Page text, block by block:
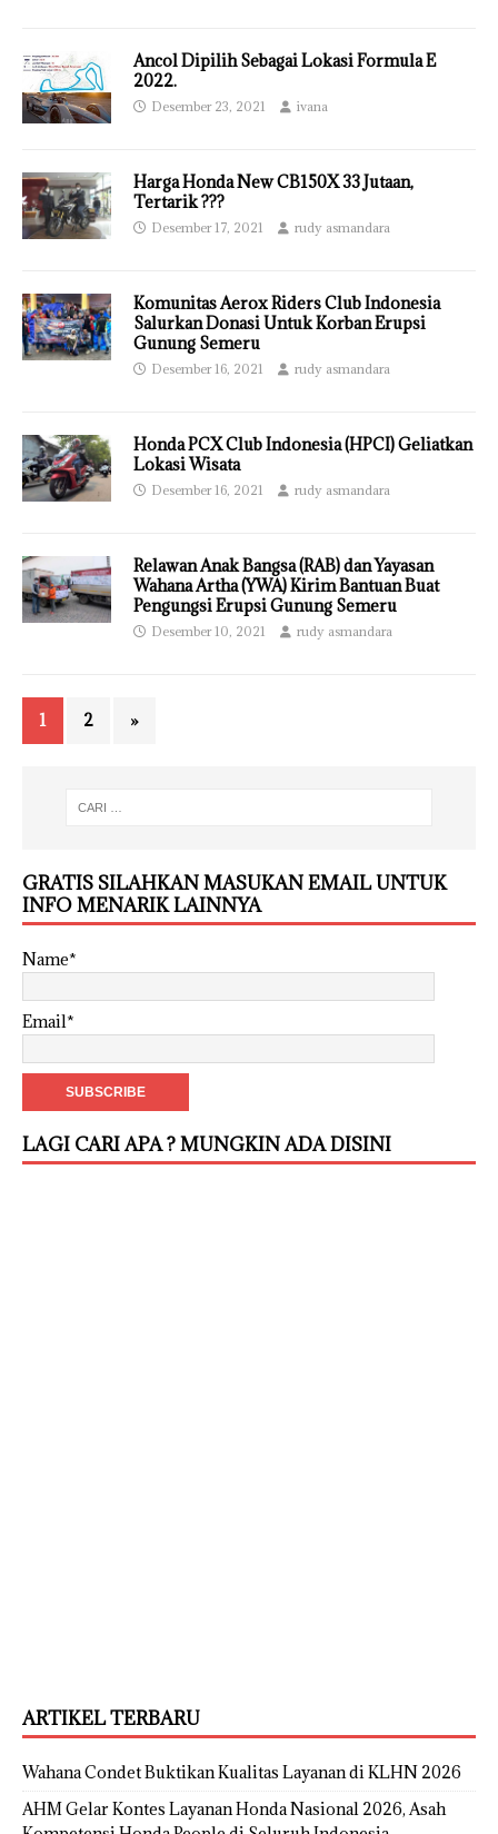
Ancol Dipilih Sebagai Lokasi Formula E
2022.
Desember 23, 2021 ivana
Harga Honda New CB150X 33 Jutaan,
Tertarik ???
Desember 17, 2021 rudy asmandara
Komunitas Aerox Riders Club Indonesia
Salurkan Donasi Untuk Korban Erupsi
Gunung Semeru
Desember 16, 2021 rudy asmandara
Honda PCX Club Indonesia (HPCI) Geliatkan
Lokasi Wisata
Desember 16, 2021 rudy asmandara
Relawan Anak Bangsa (RAB) dan Yayasan
Wahana Artha (YWA) Kirim Bantuan Buat
Pengungsi Erupsi Gunung Semeru
Desember 10, 2021 rudy asmandara
1 2 »
GRATIS SILAHKAN MASUKAN EMAIL UNTUK
INFO MENARIK LAINNYA
Name*
Email*
LAGI CARI APA ? MUNGKIN ADA DISINI
ARTIKEL TERBARU
Wahana Condet Buktikan Kualitas Layanan di KLHN 2026
AHM Gelar Kontes Layanan Honda Nasional 2026, Asah